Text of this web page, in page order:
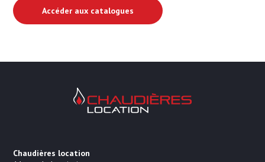
Chaudières Location Location de
Chaudières location